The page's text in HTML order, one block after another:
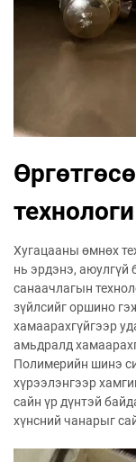
технологи
Хугацааны өмнөх
нь эрдэнэ, аюулгүй
санаачлагын
зүйлсийг оршино
хамаарахгүйгээр
амьдралд
Полимерийн шинэ
хүрээлэнгээр
сайн үр дүнтэй
хүнсний чанарыг